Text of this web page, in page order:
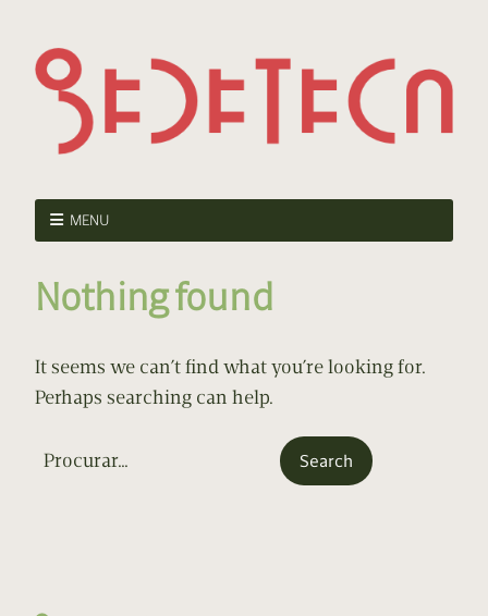
MENU
Nothing found
It seems we can’t find what you’re looking for.
Perhaps searching can help.